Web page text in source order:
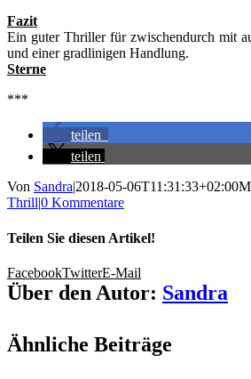
Fazit
Ein guter Thriller für zwischendurch mit
und einer gradlinigen Handlung.
Sterne
***
teilen
teilen
Von Sandra|2018-05-06T11:31:33+02:00
Thrill|0 Kommentare
Teilen Sie diesen Artikel!
FacebookTwitterE-Mail
Über den Autor: Sandra
Ähnliche Beiträge